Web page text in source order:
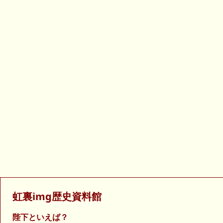
虹裏img歴史資料館
陛下といえば？